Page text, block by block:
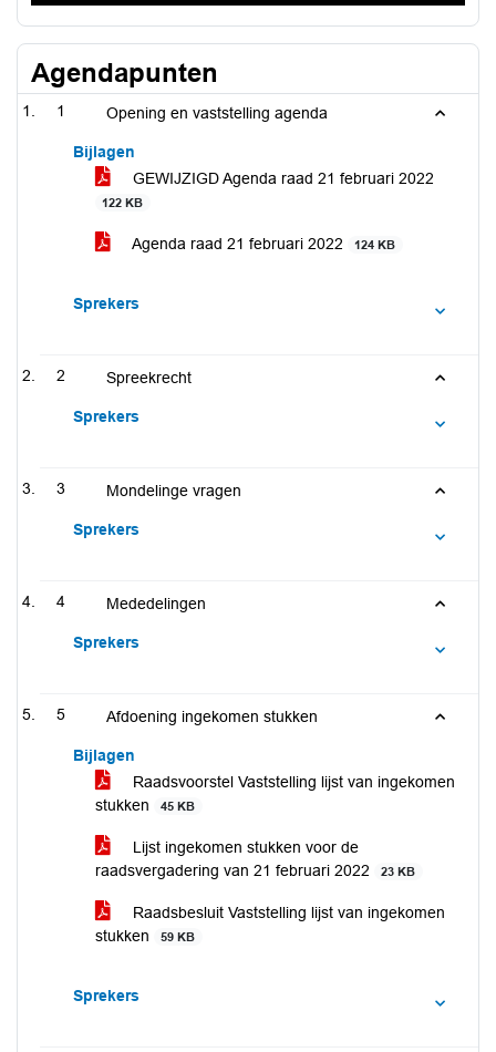
Agendapunten
1 Opening en vaststelling agenda
Bijlagen
GEWIJZIGD Agenda raad 21 februari 2022
122 KB
Agenda raad 21 februari 2022 124 KB
Sprekers
2 Spreekrecht
Sprekers
3 Mondelinge vragen
Sprekers
4 Mededelingen
Sprekers
5 Afdoening ingekomen stukken
Bijlagen
Raadsvoorstel Vaststelling lijst van ingekomen
stukken
45 KB
Lijst ingekomen stukken voor de
raadsvergadering van 21 februari 2022
23 KB
Raadsbesluit Vaststelling lijst van ingekomen
stukken
59 KB
Sprekers